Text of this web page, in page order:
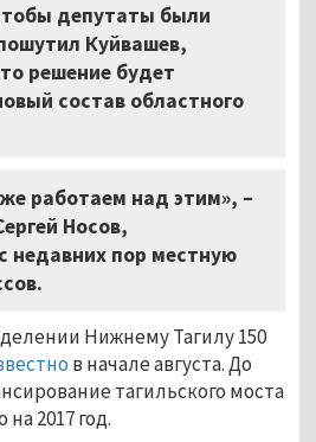
депутаты были
Куйвашев,
решение будет
состав областного
работаем над этим», –
Носов,
недавних пор местную
Нижнему Тагилу 150
в начале августа. До
тагильского моста
2017 год.